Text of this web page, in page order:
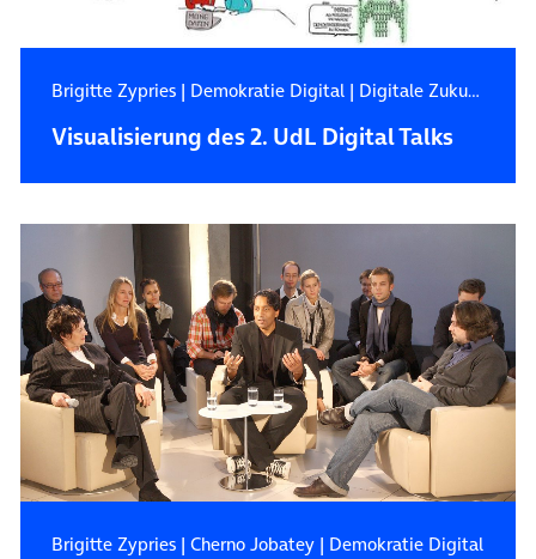
Brigitte Zypries| Demokratie Digital| Digitale Zukunft
Visualisierung des 2. UdL Digital Talks
Brigitte Zypries| Cherno Jobatey| Demokratie Digital